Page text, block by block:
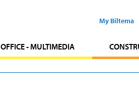
My Biltema
OFFICE - MULTIMEDIA